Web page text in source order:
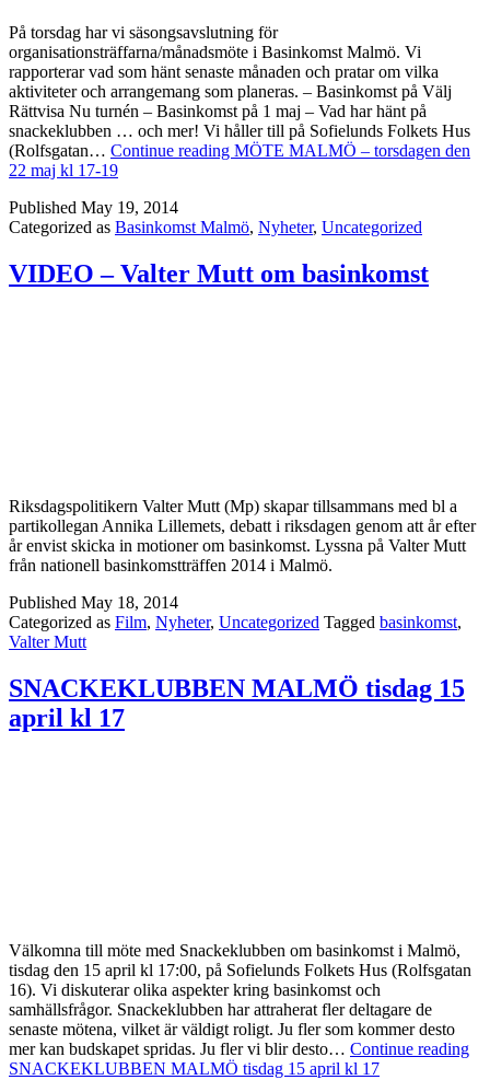
På torsdag har vi säsongsavslutning för
organisationsträffarna/månadsmöte i Basinkomst Malmö. Vi
rapporterar vad som hänt senaste månaden och pratar om vilka
aktiviteter och arrangemang som planeras. – Basinkomst på Välj
Rättvisa Nu turnén – Basinkomst på 1 maj – Vad har hänt på
snackeklubben … och mer! Vi håller till på Sofielunds Folkets Hus
(Rolfsgatan… Continue reading MÖTE MALMÖ – torsdagen den
22 maj kl 17-19
Published May 19, 2014
Categorized as Basinkomst Malmö, Nyheter, Uncategorized
VIDEO – Valter Mutt om basinkomst
Riksdagspolitikern Valter Mutt (Mp) skapar tillsammans med bl a
partikollegan Annika Lillemets, debatt i riksdagen genom att år efter
år envist skicka in motioner om basinkomst. Lyssna på Valter Mutt
från nationell basinkomstträffen 2014 i Malmö.
Published May 18, 2014
Categorized as Film, Nyheter, Uncategorized Tagged basinkomst,
Valter Mutt
SNACKEKLUBBEN MALMÖ tisdag 15
april kl 17
Välkomna till möte med Snackeklubben om basinkomst i Malmö,
tisdag den 15 april kl 17:00, på Sofielunds Folkets Hus (Rolfsgatan
16). Vi diskuterar olika aspekter kring basinkomst och
samhällsfrågor. Snackeklubben har attraherat fler deltagare de
senaste mötena, vilket är väldigt roligt. Ju fler som kommer desto
mer kan budskapet spridas. Ju fler vi blir desto… Continue reading
SNACKEKLUBBEN MALMÖ tisdag 15 april kl 17